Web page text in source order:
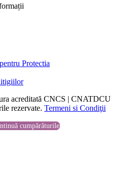
acreditată CNCS | CNATDCU
rezervate. Termeni si Condiţii
cumpărăturile